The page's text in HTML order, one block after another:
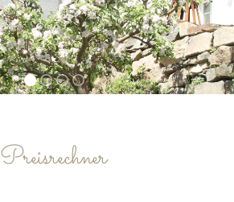
Preisrechner